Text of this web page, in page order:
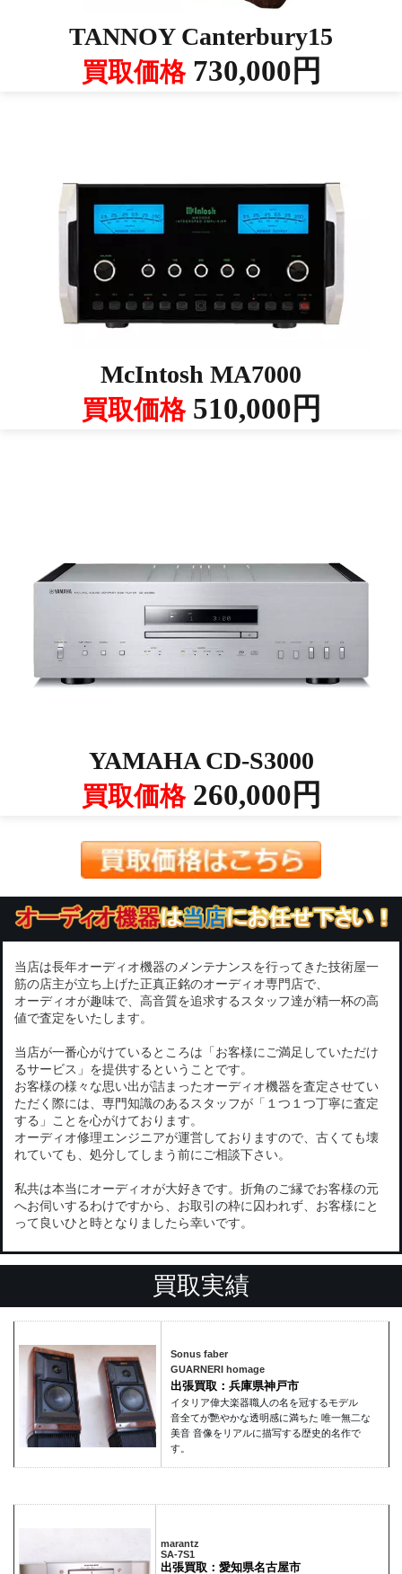
TANNOY Canterbury15
買取価格730,000円
McIntosh MA7000
買取価格510,000円
YAMAHA CD-S3000
買取価格260,000円
当店は長年オーディオ機器のメンテナンスを行ってきた技術屋一
筋の店主が立ち上げた正真正銘のオーディオ専門店で、
オーディオが趣味で、高音質を追求するスタッフ達が精一杯の高
値で査定をいたします。
当店が一番心がけているところは「お客様にご満足していただけ
るサービス」を提供するということです。
お客様の様々な思い出が詰まったオーディオ機器を査定させてい
ただく際には、専門知識のあるスタッフが「１つ１つ丁寧に査定
する」ことを心がけております。
オーディオ修理エンジニアが運営しておりますので、古くても壊
れていても、処分してしまう前にご相談下さい。
私共は本当にオーディオが大好きです。折角のご縁でお客様の元
へお伺いするわけですから、お取引の枠に囚われず、お客様にと
って良いひと時となりましたら幸いです。
買取実績
Sonus faber
GUARNERI homage
出張買取：兵庫県神戸市
イタリア偉大楽器職人の名を冠するモデル
音全てが艷やかな透明感に満ちた 唯一無二な
美音 音像をリアルに描写する歴史的名作で
す。
marantz
SA-7S1
出張買取：愛知県名古屋市